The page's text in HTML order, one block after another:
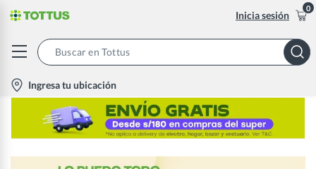
Inicia sesión
0
location-
icon
Ingresa tu ubicación